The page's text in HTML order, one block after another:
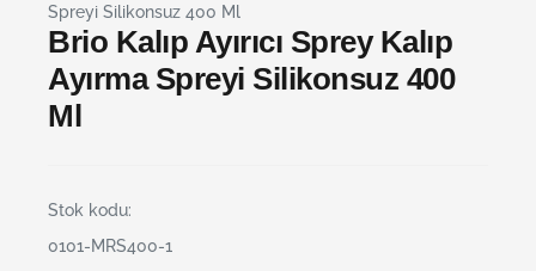
Spreyi Silikonsuz 400 Ml
Brio Kalıp Ayırıcı Sprey Kalıp
Ayırma Spreyi Silikonsuz 400
Ml
Stok kodu:
0101-MRS400-1